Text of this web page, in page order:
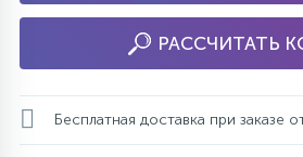
РАССЧИТАТЬ
Бесплатная доставка при заказе